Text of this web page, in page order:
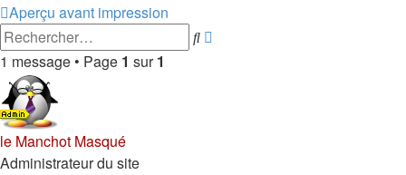
Aperçu avant impression
Rechercher
1 message • Page 1 sur1
le Manchot Masqué
Administrateur du site